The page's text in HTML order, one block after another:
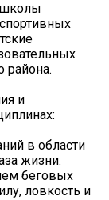
школы
района.
и
в области
жизни.
беговых
ловкость и